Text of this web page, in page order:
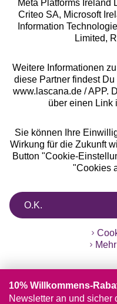
Alle Preise inkl. MwSt., zzgl.
** Bonität vorausgesetzt, berechtigt
Meta Platforms Ireland
Criteo SA, Microsoft
Information
Limited,
Weitere Informationen
diese Partner findest
www.lascana.de / APP.
über einen Link
Sie können Ihre
Wirkung für die Zukunft
Button "Cookie-
"Cookies
O.K.
10% Willkommens-
Newsletter an und sicher